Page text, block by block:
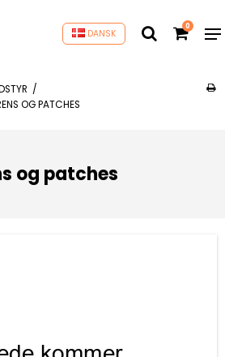
DANSK
0
/
OG PATCHES
og patches